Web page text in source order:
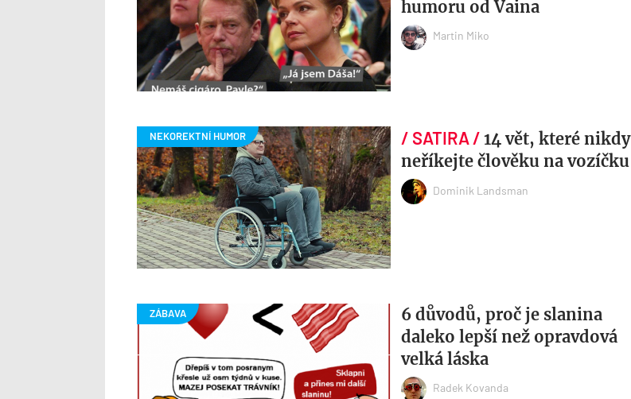
humoru od Vaina
Martin Miko
14 vět, které nikdy
neříkejte člověku na vozíčku
Dominik Landsman
6 důvodů, proč je slanina
daleko lepší než opravdová
velká láska
Radek Kovanda